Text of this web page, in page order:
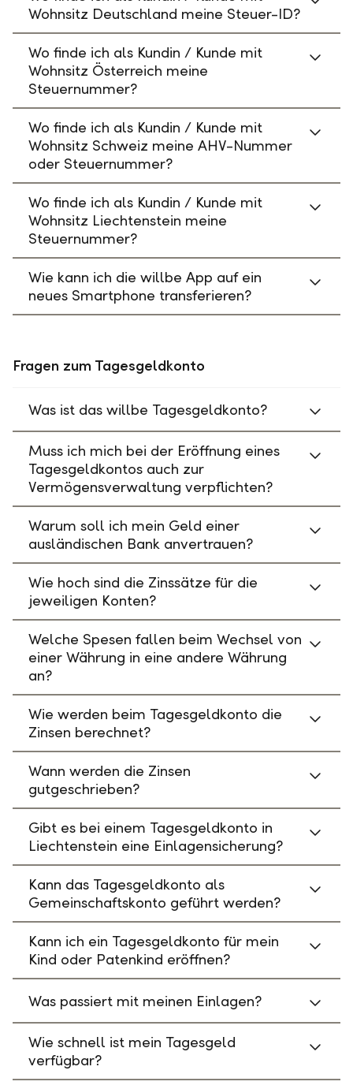
Wohnsitz Deutschland meine Steuer-ID?
Wo finde ich als Kundin / Kunde mit
Wohnsitz Österreich meine
Steuernummer?
Wo finde ich als Kundin / Kunde mit
Wohnsitz Schweiz meine AHV-Nummer
oder Steuernummer?
Wo finde ich als Kundin / Kunde mit
Wohnsitz Liechtenstein meine
Steuernummer?
Wie kann ich die willbe App auf ein
neues Smartphone transferieren?
Fragen zum Tagesgeldkonto
Was ist das willbe Tagesgeldkonto?
Muss ich mich bei der Eröffnung eines
Tagesgeldkontos auch zur
Vermögensverwaltung verpflichten?
Warum soll ich mein Geld einer
ausländischen Bank anvertrauen?
Wie hoch sind die Zinssätze für die
jeweiligen Konten?
Welche Spesen fallen beim Wechsel von
einer Währung in eine andere Währung
an?
Wie werden beim Tagesgeldkonto die
Zinsen berechnet?
Wann werden die Zinsen
gutgeschrieben?
Gibt es bei einem Tagesgeldkonto in
Liechtenstein eine Einlagensicherung?
Kann das Tagesgeldkonto als
Gemeinschaftskonto geführt werden?
Kann ich ein Tagesgeldkonto für mein
Kind oder Patenkind eröffnen?
Was passiert mit meinen Einlagen?
Wie schnell ist mein Tagesgeld
verfügbar?